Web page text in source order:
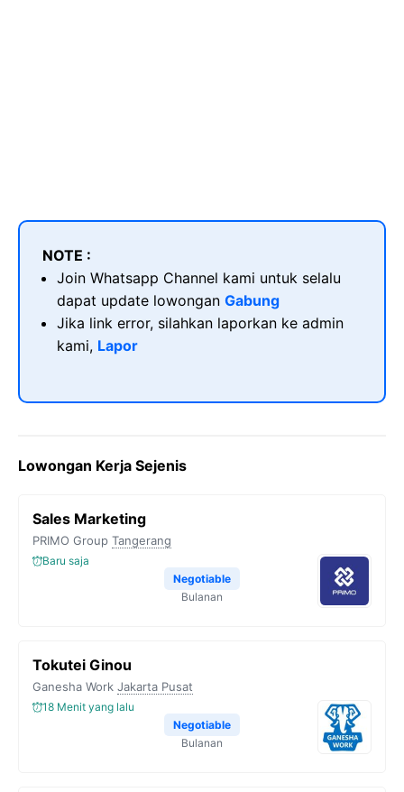
NOTE :
Join Whatsapp Channel kami untuk selalu
dapat update lowongan Gabung
Jika link error, silahkan laporkan ke admin
kami, Lapor
Lowongan Kerja Sejenis
Sales Marketing
PRIMO Group Tangerang
Baru saja
Negotiable
Bulanan
Tokutei Ginou
Ganesha Work Jakarta Pusat
18 Menit yang lalu
Negotiable
Bulanan